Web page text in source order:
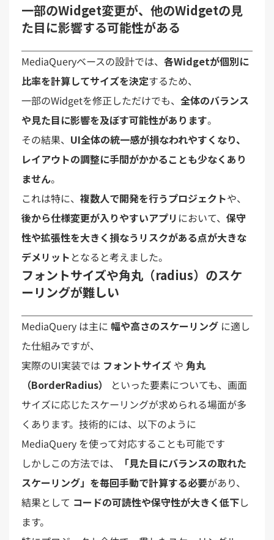
一部のWidget変更が、他のWidgetの見
た目に影響する可能性がある
MediaQueryベースの設計では、 各Widgetが個別に
比率を計算してサイズを決定するため、
一部のWidgetを修正しただけでも、 全体のバランス
や見た目に影響を及ぼす可能性があります。
その結果、 UI全体の統一感が損なわれやすくなり、
レイアウトの調整に手間がかかることも少なくあり
ません。
これは特に、 複数人で開発を行うプロジェクトや、
後から仕様変更が入りやすいアプリ において、 保守
性や拡張性を大きく損なうリスクがある点が大きな
デメリット となると考えました。
フォントサイズや角丸（radius）のスケ
ーリングが難しい
MediaQuery は主に 幅や高さのスケーリング に適し
た仕組みですが、
実際のUI実装では フォントサイズ や 角丸
（BorderRadius）
といった要素についても、画面
サイズに応じたスケーリングが求められる場面が多
くあります。技術的には、以下のように
MediaQuery を使って対応することも可能です
しかしこの方法では、
「見た目にバランスの取れた
スケーリング」を毎回手動で計算する必要があり、
結果として コードの可読性や保守性が大きく低下し
ます。